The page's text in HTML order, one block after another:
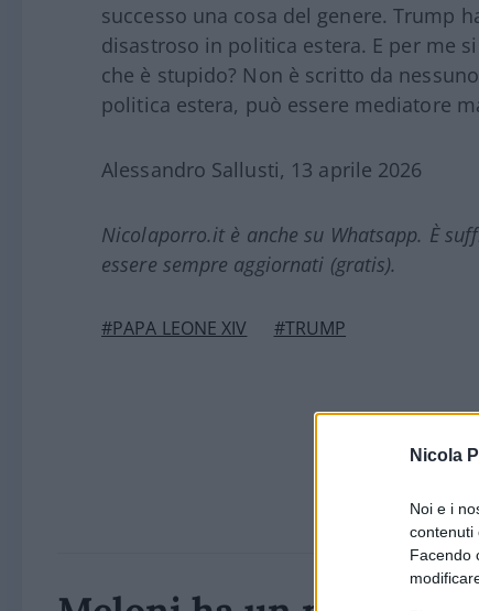
Nicola
Noi e i
contenuti
Facendo
successo una cosa del genere. Trump
disastroso in politica estera. E per me
che è stupido? Non è scritto da
politica estera, può essere mediatore
Alessandro Sallusti, 13 aprile 2026
Nicolaporro.it è anche su Whatsapp. È
essere sempre aggiornati (gratis).
#PAPA LEONE XIV #TRUMP